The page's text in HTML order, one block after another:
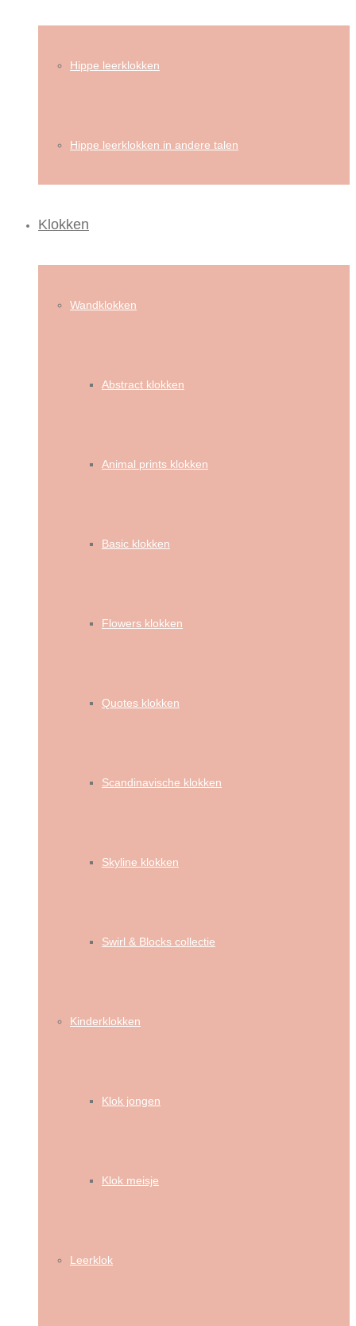
Hippe leerklokken
Hippe leerklokken in andere talen
Klokken
Wandklokken
Abstract klokken
Animal prints klokken
Basic klokken
Flowers klokken
Quotes klokken
Scandinavische klokken
Skyline klokken
Swirl & Blocks collectie
Kinderklokken
Klok jongen
Klok meisje
Leerklok